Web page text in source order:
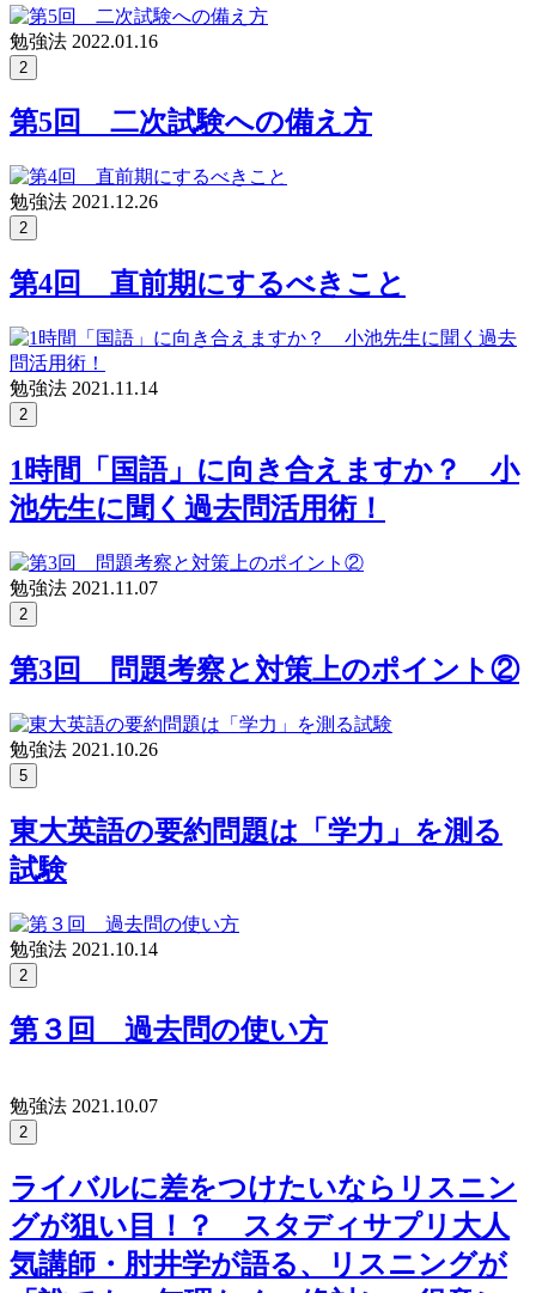
勉強法 2022.01.16
2
第5回 二次試験への備え方
勉強法 2021.12.26
2
第4回 直前期にするべきこと
勉強法 2021.11.14
2
1時間「国語」に向き合えますか？ 小
池先生に聞く過去問活用術！
勉強法 2021.11.07
2
第3回 問題考察と対策上のポイント②
勉強法 2021.10.26
5
東大英語の要約問題は「学力」を測る
試験
勉強法 2021.10.14
2
第３回 過去問の使い方
勉強法 2021.10.07
2
ライバルに差をつけたいならリスニン
グが狙い目！？ スタディサプリ大人
気講師・肘井学が語る、リスニングが